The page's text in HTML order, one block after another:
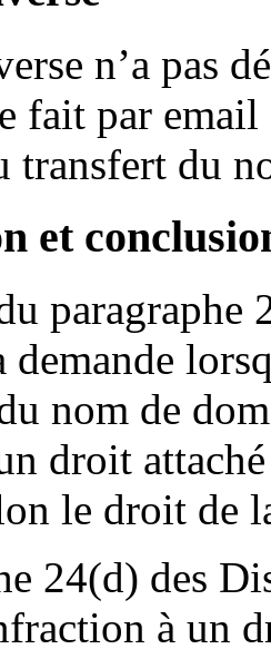
n’a pas
fait par email
transfert du
et
paragraphe
nom de
droit
le droit de
24(d) des
à un